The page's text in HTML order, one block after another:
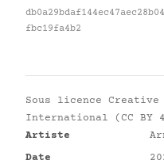
fbc19fa4b2
Sous licence Creative
International (CC BY
Artiste
Date